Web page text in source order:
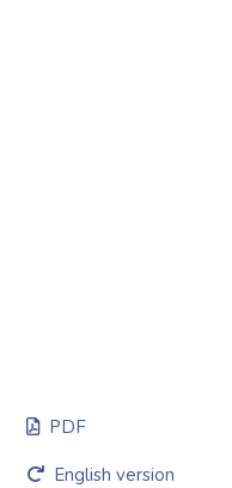
PDF
English version